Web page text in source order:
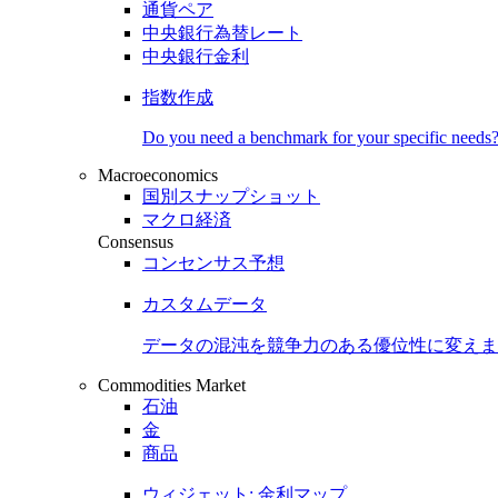
通貨ペア
中央銀行為替レート
中央銀行金利
指数作成
Do you need a benchmark for your specific needs?
Macroeconomics
国別スナップショット
マクロ経済
Consensus
コンセンサス予想
カスタムデータ
データの混沌を競争力のある優位性に変え
Commodities Market
石油
金
商品
ウィジェット: 金利マップ